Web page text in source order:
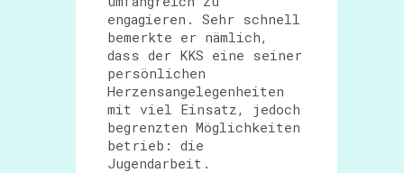
engagieren. Sehr schnell
bemerkte er nämlich,
dass der KKS eine seiner
persönlichen
Herzensangelegenheiten
mit viel Einsatz, jedoch
begrenzten Möglichkeiten
betrieb: die
Jugendarbeit.